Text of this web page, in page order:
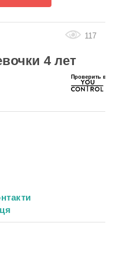
117
4 лет